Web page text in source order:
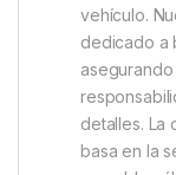
vehículo.
dedicado a
detalles. La
basa en la